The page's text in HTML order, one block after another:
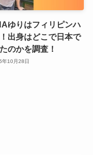
ゆりはフィリピンハ
出身はどこで日本で
のかを調査！
年10月28日